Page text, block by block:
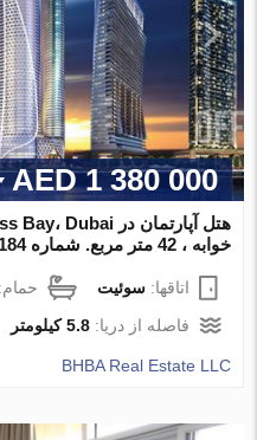
1 380 000 AED
خوابه ، 42 متر مربع. شماره 8184
اتاقها:سوئیت
فاصله از دریا:5.8 کیلومتر
BHBA Real Estate LLC